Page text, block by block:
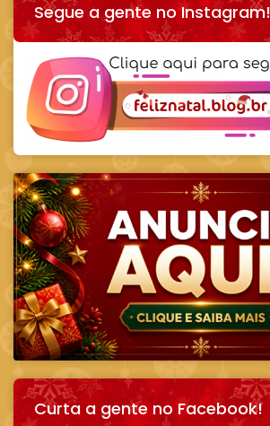
Segue a gente no Instagram!
Curta a gente no Facebook!